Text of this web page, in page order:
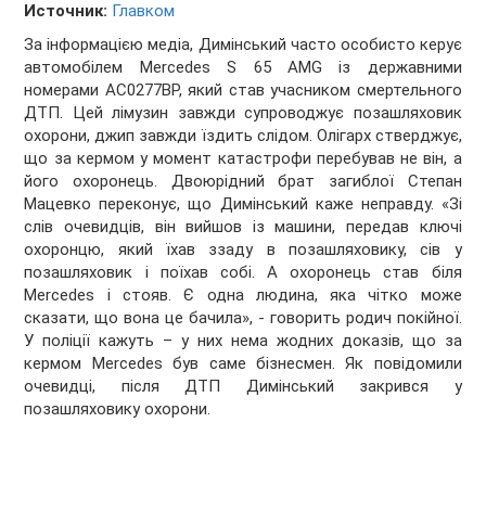
Источник: Главком
За інформацією медіа, Димінський часто особисто керує
автомобілем Mercedes S 65 AMG із державними
номерами АС0277ВР, який став учасником смертельного
ДТП. Цей лімузин завжди супроводжує позашляховик
охорони, джип завжди їздить слідом. Олігарх стверджує,
що за кермом у момент катастрофи перебував не він, а
його охоронець. Двоюрідний брат загиблої Степан
Мацевко переконує, що Димінський каже неправду. «Зі
слів очевидців, він вийшов із машини, передав ключі
охоронцю, який їхав ззаду в позашляховику, сів у
позашляховик і поїхав собі. А охоронець став біля
Mercedes і стояв. Є одна людина, яка чітко може
сказати, що вона це бачила», - говорить родич покійної.
У поліції кажуть – у них нема жодних доказів, що за
кермом Mercedes був саме бізнесмен. Як повідомили
очевидці, після ДТП Димінський закрився у
позашляховику охорони.